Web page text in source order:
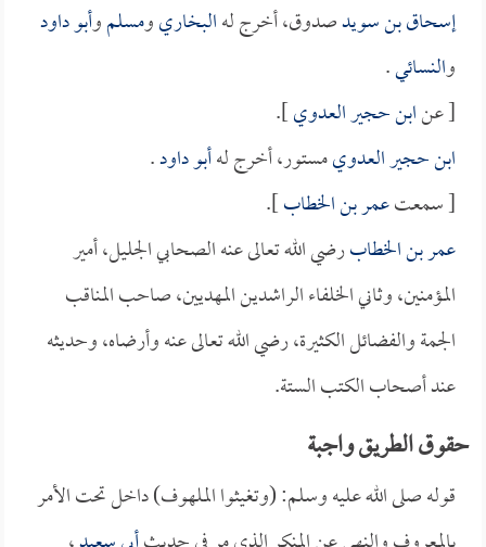
إسحاق بن سويدصدوق، أخرج لهالبخاريومسلموأبو داود
والنسائي.
[ عنابن حجير العدوي].
ابن حجير العدويمستور، أخرج لهأبو داود.
[ سمعتعمر بن الخطاب].
عمر بن الخطابرضي الله تعالى عنه الصحابي الجليل، أمير
المؤمنين، وثاني الخلفاء الراشدين المهديين، صاحب المناقب
الجمة والفضائل الكثيرة، رضي الله تعالى عنه وأرضاه، وحديثه
عند أصحاب الكتب الستة.
حقوق الطريق واجبة
قوله صلى الله عليه وسلم: (وتغيثوا الملهوف) داخل تحت الأمر